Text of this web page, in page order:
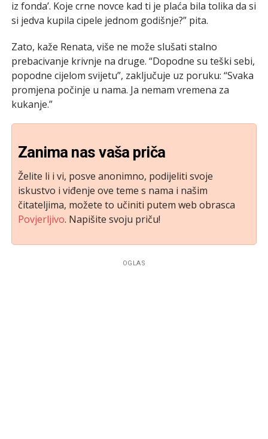
iz fonda’. Koje crne novce kad ti je plaća bila tolika da si
si jedva kupila cipele jednom godišnje?” pita.
Zato, kaže Renata, više ne može slušati stalno
prebacivanje krivnje na druge. “Dopodne su teški sebi,
popodne cijelom svijetu”, zaključuje uz poruku: “Svaka
promjena počinje u nama. Ja nemam vremena za
kukanje.”
Zanima nas vaša priča
Želite li i vi, posve anonimno, podijeliti svoje
iskustvo i viđenje ove teme s nama i našim
čitateljima, možete to učiniti putem web obrasca
Povjerljivo. Napišite svoju priču!
OGLAS